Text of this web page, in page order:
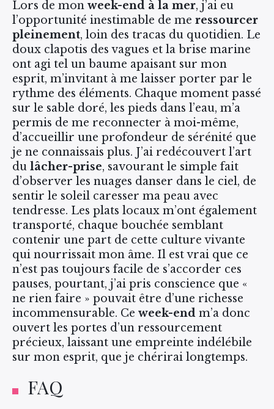
Lors de mon week-end à la mer, j’ai eu
l’opportunité inestimable de me ressourcer
pleinement, loin des tracas du quotidien. Le
doux clapotis des vagues et la brise marine
ont agi tel un baume apaisant sur mon
esprit, m’invitant à me laisser porter par le
rythme des éléments. Chaque moment passé
sur le sable doré, les pieds dans l’eau, m’a
permis de me reconnecter à moi-même,
d’accueillir une profondeur de sérénité que
je ne connaissais plus. J’ai redécouvert l’art
du lâcher-prise, savourant le simple fait
d’observer les nuages danser dans le ciel, de
sentir le soleil caresser ma peau avec
tendresse. Les plats locaux m’ont également
transporté, chaque bouchée semblant
contenir une part de cette culture vivante
qui nourrissait mon âme. Il est vrai que ce
n’est pas toujours facile de s’accorder ces
pauses, pourtant, j’ai pris conscience que «
ne rien faire » pouvait être d’une richesse
incommensurable. Ce week-end m’a donc
ouvert les portes d’un ressourcement
précieux, laissant une empreinte indélébile
sur mon esprit, que je chérirai longtemps.
FAQ